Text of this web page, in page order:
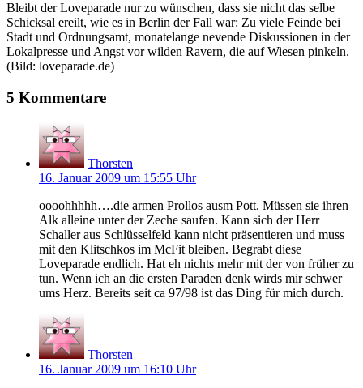
Bleibt der Loveparade nur zu wünschen, dass sie nicht das selbe
Schicksal ereilt, wie es in Berlin der Fall war: Zu viele Feinde bei
Stadt und Ordnungsamt, monatelange nevende Diskussionen in der
Lokalpresse und Angst vor wilden Ravern, die auf Wiesen pinkeln.
(Bild: loveparade.de)
5 Kommentare
Thorsten
16. Januar 2009 um 15:55 Uhr
oooohhhhh….die armen Prollos ausm Pott. Müssen sie ihren
Alk alleine unter der Zeche saufen. Kann sich der Herr
Schaller aus Schlüsselfeld kann nicht präsentieren und muss
mit den Klitschkos im McFit bleiben. Begrabt diese
Loveparade endlich. Hat eh nichts mehr mit der von früher zu
tun. Wenn ich an die ersten Paraden denk wirds mir schwer
ums Herz. Bereits seit ca 97/98 ist das Ding für mich durch.
Thorsten
16. Januar 2009 um 16:10 Uhr